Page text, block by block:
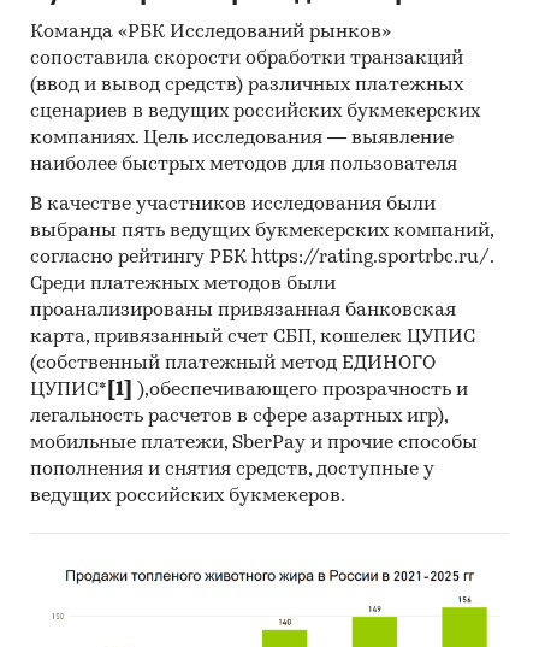
дизайна упаковки, сайт, SEO-продвижение,
контекстная реклама, организация
собственной сбытовой сети.
Финансовые показатели проекта:
Показатель
Ед.
изм.
Значение
Необходимые инвестиции
тыс.
руб.
16 760
NPV
тыс.
руб.
***
Индекс прибыльности (PI) раз 2,24
IRR % ***
Срок окупаемости мес. 20
Команда «РБК Исследований рынков»
сопоставила скорости обработки транзакций
(ввод и вывод средств) различных платежных
сценариев в ведущих российских букмекерских
компаниях. Цель исследования — выявление
наиболее быстрых методов для пользователя
В качестве участников исследования были
выбраны пять ведущих букмекерских компаний,
согласно рейтингу РБК https://rating.sportrbc.ru/.
Среди платежных методов были
проанализированы привязанная банковская
карта, привязанный счет СБП, кошелек ЦУПИС
(собственный платежный метод ЕДИНОГО
ЦУПИС* [1]
),обеспечивающего прозрачность и
легальность расчетов в сфере азартных игр),
мобильные платежи, SberPay и прочие способы
пополнения и снятия средств, доступные у
ведущих российских букмекеров.